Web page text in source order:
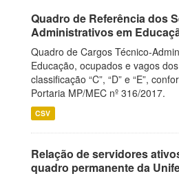
Quadro de Referência dos
Administrativos em
Quadro de Cargos Técnico-
Educação, ocupados e vagos
classificação “C”, “D” e “E”,
Portaria MP/MEC nº 316/2017.
CSV
Relação de servidores
quadro permanente da